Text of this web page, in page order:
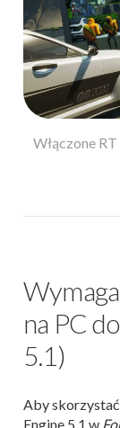
Włączone
na PC
5.1)
Aby
Engine 5.1 w